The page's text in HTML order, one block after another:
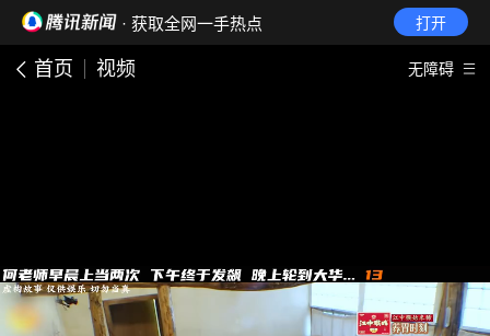
· 获取全网一手热点 打开
首页 视频 无障碍